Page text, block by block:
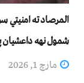
المرصاد ته امنیتي
شمول نهه
مارچ 1, 2026